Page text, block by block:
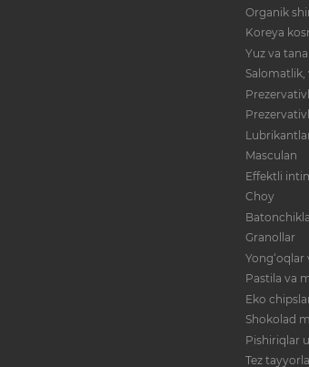
Organik
Koreya
Yuz va
Masculan
Effektli
Choy
Granollar
Yong‘oqlar
Pastila va
Eko
Shokolad
Pishiriqlar
Tez